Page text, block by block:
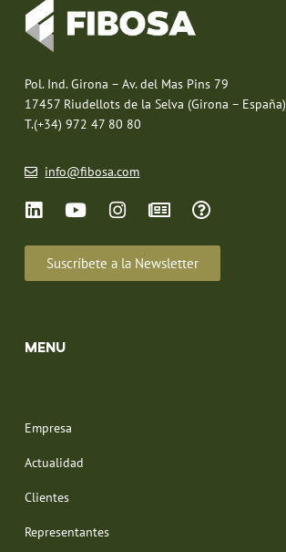
Pol. Ind. Girona – Av. del Mas Pins 79
17457 Riudellots de la Selva (Girona – España)
T.(+34) 972 47 80 80
info@fibosa.com
Suscríbete a la Newsletter
MENU
Empresa
Actualidad
Clientes
Representantes